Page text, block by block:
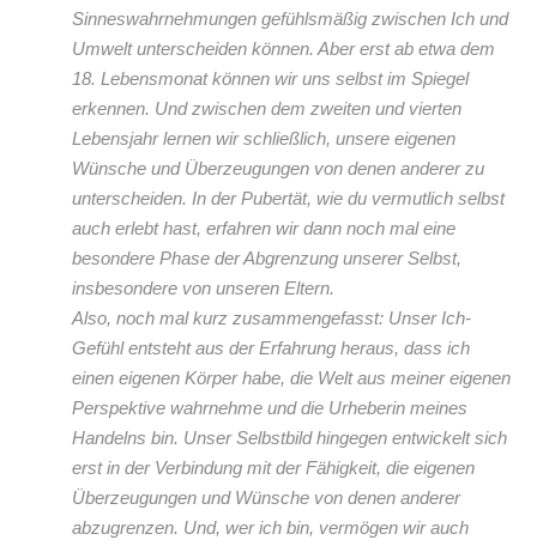
Sinneswahrnehmungen gefühlsmäßig zwischen Ich und
Umwelt unterscheiden können. Aber erst ab etwa dem
18. Lebensmonat können wir uns selbst im Spiegel
erkennen. Und zwischen dem zweiten und vierten
Lebensjahr lernen wir schließlich, unsere eigenen
Wünsche und Überzeugungen von denen anderer zu
unterscheiden. In der Pubertät, wie du vermutlich selbst
auch erlebt hast, erfahren wir dann noch mal eine
besondere Phase der Abgrenzung unserer Selbst,
insbesondere von unseren Eltern.
Also, noch mal kurz zusammengefasst: Unser Ich-
Gefühl entsteht aus der Erfahrung heraus, dass ich
einen eigenen Körper habe, die Welt aus meiner eigenen
Perspektive wahrnehme und die Urheberin meines
Handelns bin. Unser Selbstbild hingegen entwickelt sich
erst in der Verbindung mit der Fähigkeit, die eigenen
Überzeugungen und Wünsche von denen anderer
abzugrenzen. Und, wer ich bin, vermögen wir auch